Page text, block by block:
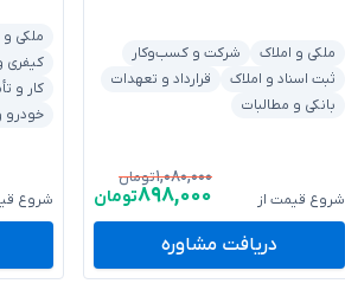
ملکی و املاک
شرکت و کسب‌وکار
ثبت اسناد و املاک
قرارداد و تعهدات
بانکی و مطالبات
شروع قیمت از
۱,۰۸۰,۰۰۰تومان
۸۹۸,۰۰۰تومان
دریافت مشاوره
ملکی و
کیفری
کار و
خودرو
شروع